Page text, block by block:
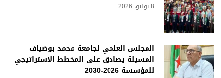
8 يوليو، 2026
المجلس العلمي لجامعة محمد بوضياف
المسيلة يصادق على المخطط الاستراتيجي
للمؤسسة 2026-2030